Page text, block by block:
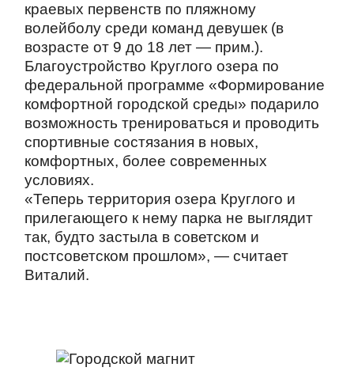
краевых первенств по пляжному
волейболу среди команд девушек (в
возрасте от 9 до 18 лет — прим.).
Благоустройство Круглого озера по
федеральной программе «Формирование
комфортной городской среды» подарило
возможность тренироваться и проводить
спортивные состязания в новых,
комфортных, более современных
условиях.
«Теперь территория озера Круглого и
прилегающего к нему парка не выглядит
так, будто застыла в советском и
постсоветском прошлом», — считает
Виталий.